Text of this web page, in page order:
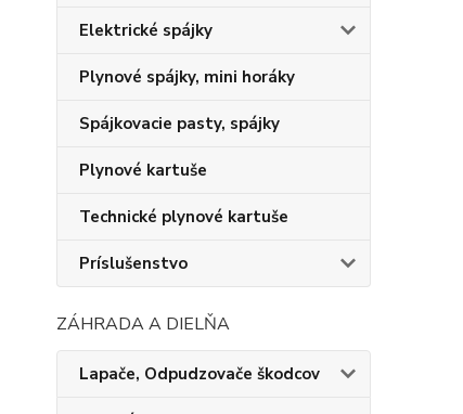
Elektrické spájky
Plynové spájky, mini horáky
Spájkovacie pasty, spájky
Plynové kartuše
Technické plynové kartuše
Príslušenstvo
ZÁHRADA A DIELŇA
Lapače, Odpudzovače škodcov